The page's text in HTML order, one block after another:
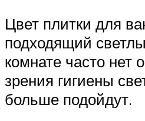
Цвет плитки для
подходящий
комнате часто нет
зрения гигиены
больше подойдут.